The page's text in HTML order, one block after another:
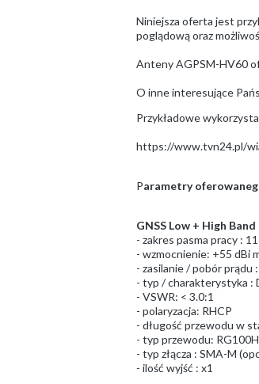
Niniejsza oferta jest
poglądową oraz
Anteny AGPSM-HV60
O inne interesujące
Przykładowe
https://www.tvn24.pl/
Parametry
GNSS Low + High
- zakres pasma pracy :
- wzmocnienie: +55 dBi
- zasilanie / pobór prądu
- typ / charakterystyka :
- VSWR: < 3.0:1
- polaryzacja: RHCP
- długość przewodu w
- typ przewodu:
- typ złącza : SMA-M
- ilość wyjść : x1